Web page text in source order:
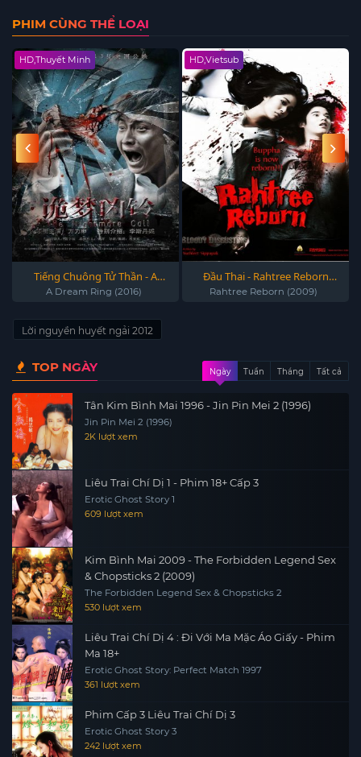
PHIM CÙNG THỂ LOẠI
HD,Thuyết Minh
Tiếng Chuông Tử Thần - A
Dream Ring (2016)
A Dream Ring (2016)
HD,Vietsub
Đầu Thai - Rahtree Reborn
(2009)
Rahtree Reborn (2009)
Lời nguyền huyết ngải 2012
TOP NGÀY Ngày Tuần Tháng Tất cả
Tân Kim Bình Mai 1996 - Jin Pin Mei 2 (1996)
Jin Pin Mei 2 (1996)
2K lượt xem
Liêu Trai Chí Dị 1 - Phim 18+ Cấp 3
Erotic Ghost Story 1
609 lượt xem
Kim Bình Mai 2009 - The Forbidden Legend Sex
& Chopsticks 2 (2009)
The Forbidden Legend Sex & Chopsticks 2
530 lượt xem
Liêu Trai Chí Dị 4 : Đi Với Ma Mặc Áo Giấy - Phim
Ma 18+
Erotic Ghost Story: Perfect Match 1997
361 lượt xem
Phim Cấp 3 Liêu Trai Chí Dị 3
Erotic Ghost Story 3
242 lượt xem